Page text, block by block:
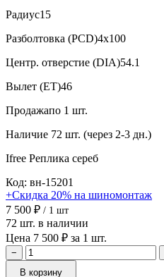
Радиус15
Разболтовка (PCD)4x100
Центр. отверстие (DIA)54.1
Вылет (ET)46
Продажапо 1 шт.
Наличие 72 шт. (через 2-3 дн.)
Ifree Реплика сереб
Код: вн-15201
+Скидка 20% на шиномонтаж
7 500 ₽ / 1 шт
72 шт. в наличии
Цена 7 500 ₽ за 1 шт.
−
В корзину